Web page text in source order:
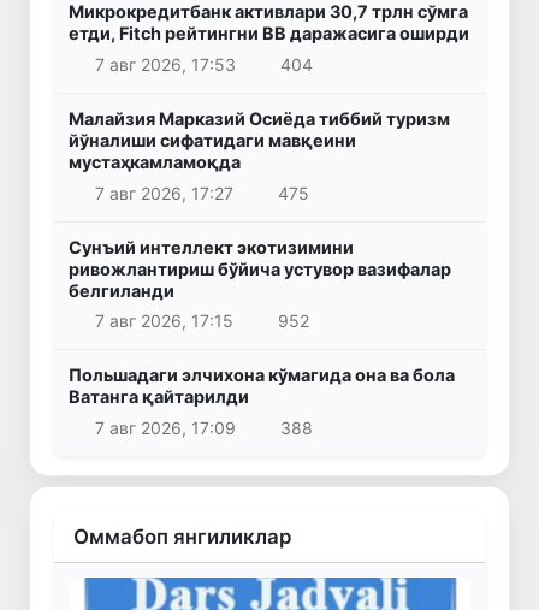
Микрокредитбанк активлари 30,7 трлн сўмга
етди, Fitch рейтингни BB даражасига оширди
7 авг 2026, 17:53
404
Малайзия Марказий Осиёда тиббий туризм
йўналиши сифатидаги мавқеини
мустаҳкамламоқда
7 авг 2026, 17:27
475
Сунъий интеллект экотизимини
ривожлантириш бўйича устувор вазифалар
белгиланди
7 авг 2026, 17:15
952
Польшадаги элчихона кўмагида она ва бола
Ватанга қайтарилди
7 авг 2026, 17:09
388
Оммабоп янгиликлар